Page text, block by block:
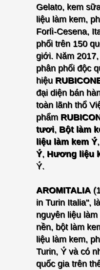
Gelato, kem
liệu làm kem,
Forlì-Cesena,
phối trên 150
giới. Năm
phân phối độc
hiệu
đại diện bán
toàn lãnh thổ
phẩm
tươi, Bột làm
liệu làm kem Ý,
Ý, Hương liệu
Ý.
AROMITALIA
in Turin Italia",
nguyên liệu
nền, bột làm
liệu làm kem,
Turin, Ý và có
quốc gia trên